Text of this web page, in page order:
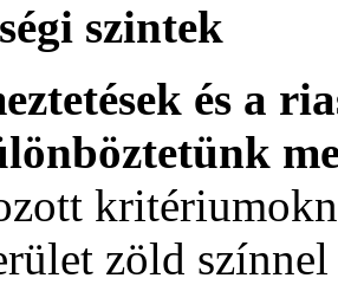
szintek
és a
zöld